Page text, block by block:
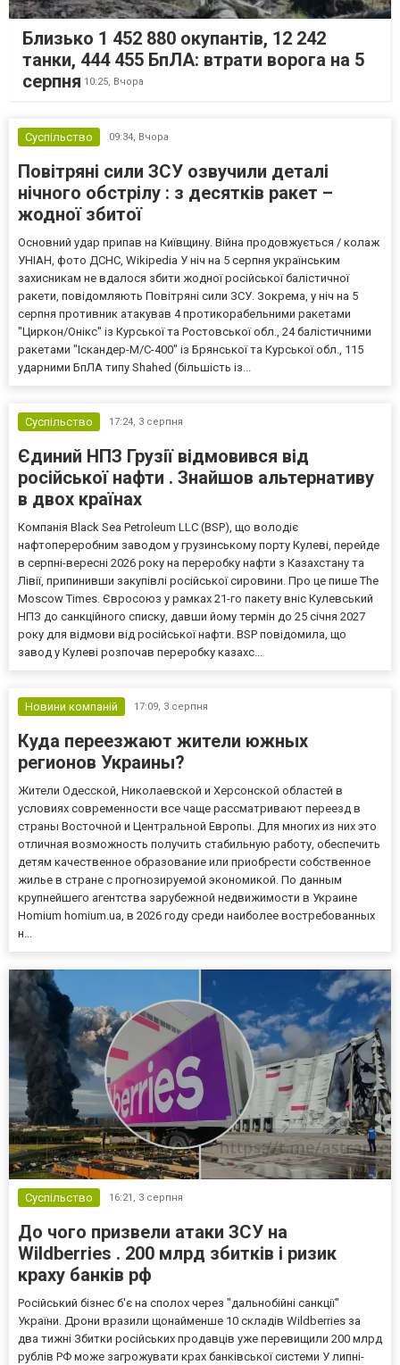
Близько 1 452 880 окупантів, 12 242
танки, 444 455 БпЛА: втрати ворога на 5
серпня 10:25, Вчора
Суспільство 09:34, Вчора
Повітряні сили ЗСУ озвучили деталі
нічного обстрілу : з десятків ракет –
жодної збитої
Основний удар припав на Київщину. Війна продовжується / колаж
УНІАН, фото ДСНС, Wikipedia У ніч на 5 серпня українським
захисникам не вдалося збити жодної російської балістичної
ракети, повідомляють Повітряні сили ЗСУ. Зокрема, у ніч на 5
серпня противник атакував 4 протикорабельними ракетами
"Циркон/Онікс" із Курської та Ростовської обл., 24 балістичними
ракетами "Іскандер-М/С-400" із Брянської та Курської обл., 115
ударними БпЛА типу Shahed (більшість із...
Суспільство 17:24, 3 серпня
Єдиний НПЗ Грузії відмовився від
російської нафти . Знайшов альтернативу
в двох країнах
Компанія Black Sea Petroleum LLC (BSP), що володіє
нафтопереробним заводом у грузинському порту Кулеві, перейде
в серпні-вересні 2026 року на переробку нафти з Казахстану та
Лівії, припинивши закупівлі російської сировини. Про це пише The
Moscow Times. Євросоюз у рамках 21-го пакету вніс Кулевський
НПЗ до санкційного списку, давши йому термін до 25 січня 2027
року для відмови від російської нафти. BSP повідомила, що
завод у Кулеві розпочав переробку казахс...
Новини компаній 17:09, 3 серпня
Куда переезжают жители южных
регионов Украины?
Жители Одесской, Николаевской и Херсонской областей в
условиях современности все чаще рассматривают переезд в
страны Восточной и Центральной Европы. Для многих из них это
отличная возможность получить стабильную работу, обеспечить
детям качественное образование или приобрести собственное
жилье в стране с прогнозируемой экономикой. По данным
крупнейшего агентства зарубежной недвижимости в Украине
Homium homium.ua, в 2026 году среди наиболее востребованных
н...
Суспільство 16:21, 3 серпня
До чого призвели атаки ЗСУ на
Wildberries . 200 млрд збитків і ризик
краху банків рф
Російський бізнес б'є на сполох через "дальнобійні санкції"
України. Дрони вразили щонайменше 10 складів Wildberries за
два тижні Збитки російських продавців уже перевищили 200 млрд
рублів РФ може загрожувати крах банківської системи У липні-